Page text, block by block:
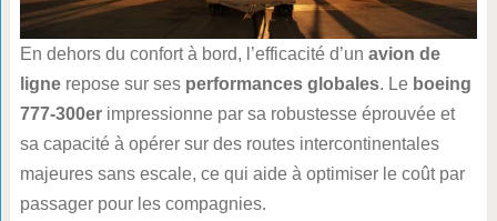
En dehors du confort à bord, l’efficacité d’un avion de
lignerepose sur ses performances globales. Le boeing
777-300erimpressionne par sa robustesse éprouvée et
sa capacité à opérer sur des routes intercontinentales
majeures sans escale, ce qui aide à optimiser le coût par
passager pour les compagnies.